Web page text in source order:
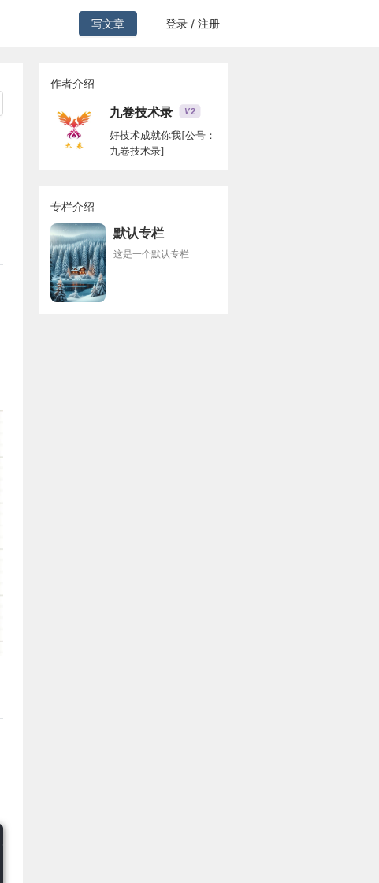
写文章 登录 / 注册
作者介绍
九卷技术录 V2
好技术成就你我[公号：
九卷技术录]
专栏介绍
默认专栏
这是一个默认专栏